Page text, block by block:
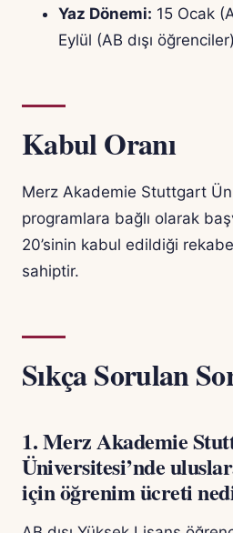
Yaz Dönemi: 15 Ocak
Eylül (AB dışı öğrenciler)
Kabul Oranı
Merz Akademie Stuttgart
programlara bağlı olarak
20’sinin kabul edildiği
sahiptir.
Sıkça Sorulan
1. Merz Akademie
Üniversitesi’nde
için öğrenim ücreti